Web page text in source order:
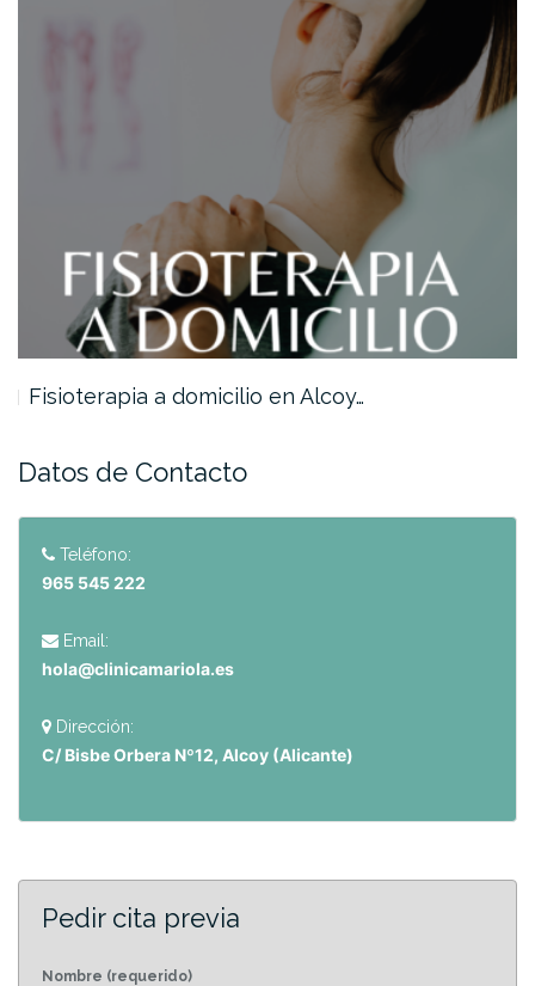
Fisioterapia a domicilio en Alcoy…
Datos de Contacto
Teléfono:
965 545 222
Email:
hola@clinicamariola.es
Dirección:
C/ Bisbe Orbera Nº12, Alcoy (Alicante)
Pedir cita previa
Nombre (requerido)